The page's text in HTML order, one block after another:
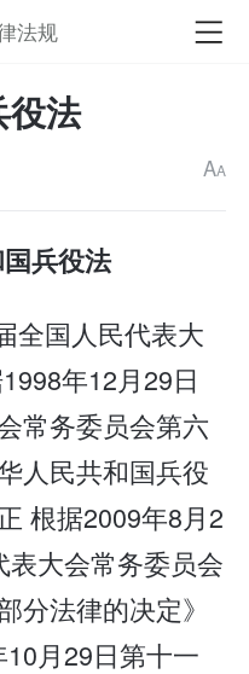
法规
役法
AA
兵役法
全国人民代表大
年12月29日
常务委员会第六
人民共和国兵役
根据2009年8月2
大会常务委员会
分法律的决定》
月29日第十一